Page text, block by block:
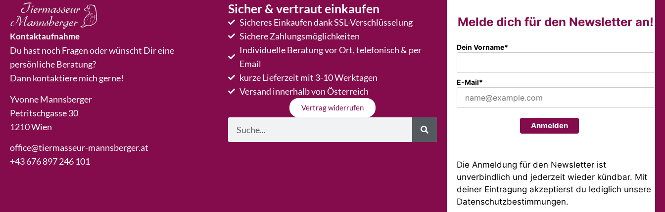
Kontaktaufnahme
Du hast noch Fragen oder wünscht Dir eine
persönliche Beratung?
Dann kontaktiere mich gerne!
Yvonne Mannsberger
Petritschgasse 30
1210 Wien
office@tiermasseur-mannsberger.at
+43 676 897 246 101
Sicher & vertraut einkaufen
Sicheres Einkaufen dank SSL-Verschlüsselung
Sichere Zahlungsmöglichkeiten
Individuelle Beratung vor Ort, telefonisch & per
Email
kurze Lieferzeit mit 3-10 Werktagen
Versand innerhalb von Österreich
Vertrag widerrufen
Melde dich für den Newsletter an!
Dein Vorname*
E-Mail*
Anmelden
Die Anmeldung für den Newsletter ist
unverbindlich und jederzeit wieder kündbar. Mit
deiner Eintragung akzeptierst du lediglich unsere
Datenschutzbestimmungen.